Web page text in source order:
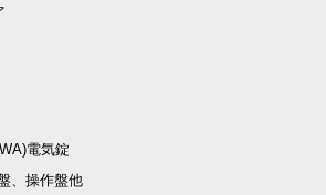
電気錠
、操作盤他